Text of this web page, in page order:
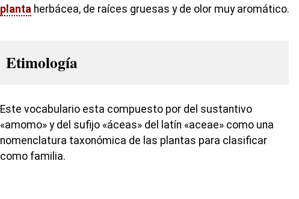
planta herbácea, de raíces gruesas y de olor muy aromático.
Etimología
Este vocabulario esta compuesto por del sustantivo
«amomo» y del sufijo «áceas» del latín «aceae» como una
nomenclatura taxonómica de las plantas para clasificar
como familia.